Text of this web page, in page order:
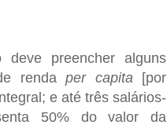
preencher alguns
rendaper capita [por
e até três salários-
50% do valor da